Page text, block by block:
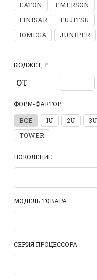
EATON
EMERSON
FINISAR
FUJITSU
IOMEGA
JUNIPER
БЮДЖЕТ, ₽
ОТ
ФОРМ-ФАКТОР
ВСЕ 1U 2U 3U
TOWER
ПОКОЛЕНИЕ
МОДЕЛЬ ТОВАРА
СЕРИЯ ПРОЦЕССОРА